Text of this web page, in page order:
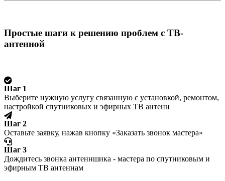
Простые шаги к решению проблем с ТВ-
антенной
Шаг 1
Выберите нужную услугу связанную с установкой, ремонтом,
настройкой спутниковых и эфирных ТВ антенн
Шаг 2
Оставьте заявку, нажав кнопку «Заказать звонок мастера»
Шаг 3
Дождитесь звонка антенншика - мастера по спутниковым и
эфирным ТВ антеннам